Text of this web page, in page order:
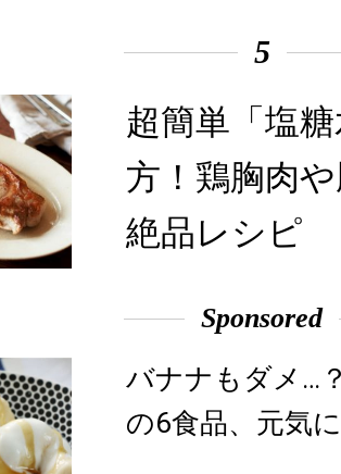
5
超簡単「塩
方！鶏胸肉
絶品レシピ
Sponsored
バナナもダメ…
の6食品、元気